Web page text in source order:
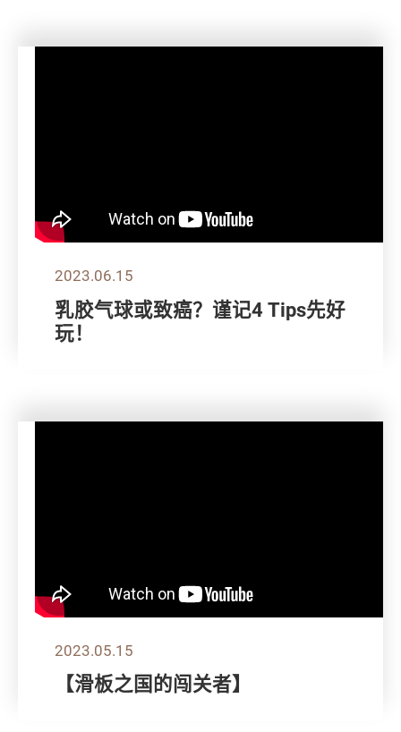
2023.06.15
乳胶气球或致癌？谨记4 Tips先好
玩！
2023.05.15
【滑板之国的闯关者】